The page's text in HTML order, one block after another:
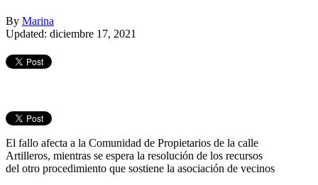
By Marina
Updated: diciembre 17, 2021
El fallo afecta a la Comunidad de Propietarios de la calle
Artilleros, mientras se espera la resolución de los recursos
del otro procedimiento que sostiene la asociación de vecinos